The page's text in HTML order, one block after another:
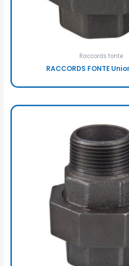
Raccords fonte
RACCORDS FONTE